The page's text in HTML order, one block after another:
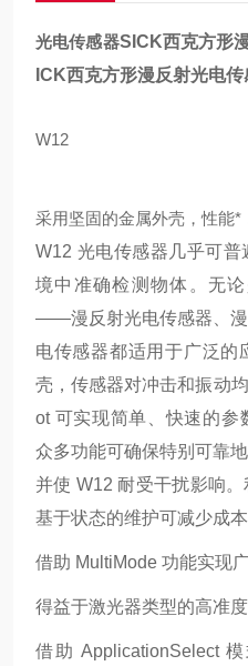
光电传感器SICK西克方形
ICK西克方形漫反射光电传
W12
采用坚固的金属外壳，性能
W12 光电传感器几乎可
境中准确检测物体。无
——漫反射光电传感器、漫
电传感器都适用于广泛的
壳，传感器对冲击和振动
ot 可实现简单、快速的参
众多功能可确保特别可靠
并使 W12 耐受干扰影响
基于状态的维护可减少成本
借助 MultiMode 功能实现
得益于激光器类型的高准
借助 ApplicationSelect